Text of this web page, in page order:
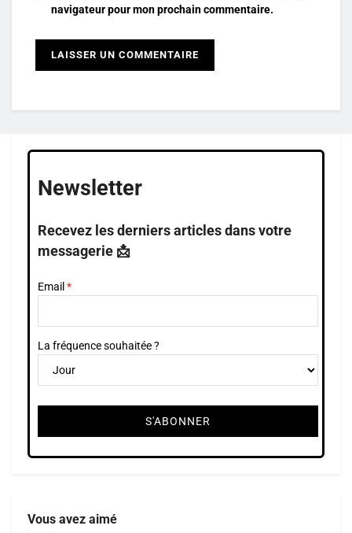
navigateur pour mon prochain commentaire.
Newsletter
Recevez les derniers articles dans votre
messagerie 📩
Email
La fréquence souhaitée ?
Vous avez aimé